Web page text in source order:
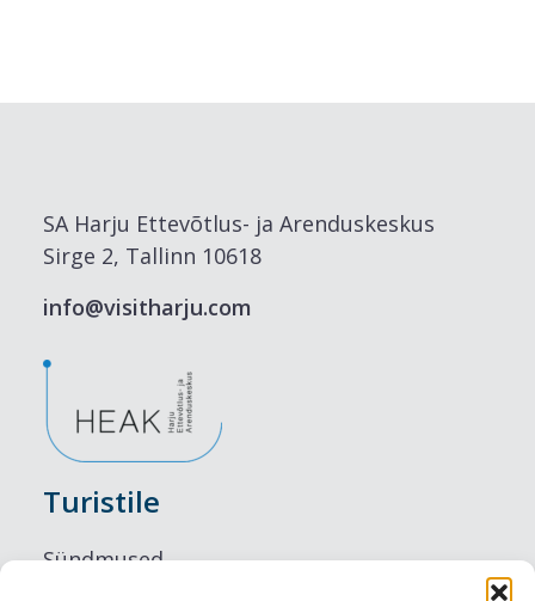
SA Harju Ettevõtlus- ja Arenduskeskus
Sirge 2, Tallinn 10618
info@visitharju.com
Turistile
Sündmused